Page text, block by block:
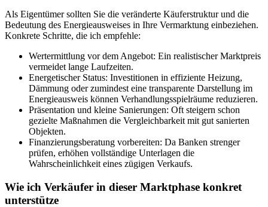
Als Eigentümer sollten Sie die veränderte Käuferstruktur und die
Bedeutung des Energieausweises in Ihre Vermarktung einbeziehen.
Konkrete Schritte, die ich empfehle:
Wertermittlung vor dem Angebot: Ein realistischer Marktpreis
vermeidet lange Laufzeiten.
Energetischer Status: Investitionen in effiziente Heizung,
Dämmung oder zumindest eine transparente Darstellung im
Energieausweis können Verhandlungsspielräume reduzieren.
Präsentation und kleine Sanierungen: Oft steigern schon
gezielte Maßnahmen die Vergleichbarkeit mit gut sanierten
Objekten.
Finanzierungsberatung vorbereiten: Da Banken strenger
prüfen, erhöhen vollständige Unterlagen die
Wahrscheinlichkeit eines zügigen Verkaufs.
Wie ich Verkäufer in dieser Marktphase konkret
unterstütze